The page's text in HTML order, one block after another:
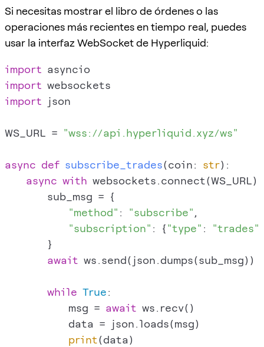
Si necesitas mostrar el libro de órdenes o las
operaciones más recientes en tiempo real, puedes
usar la interfaz WebSocket de Hyperliquid:
import
import
import json
WS_URL = "wss://api.hyperliquid.xyz/ws"
async def subscribe_trades(coin: str):
async with websockets.connect(WS_URL)
        sub_msg = {
"method" : "subscribe",
"subscription" : {"type" : "trades"
        }
await ws.send(json.dumps(sub_msg))
while True:
            msg =
await ws.recv()
            data = json.loads(msg)
print(data)